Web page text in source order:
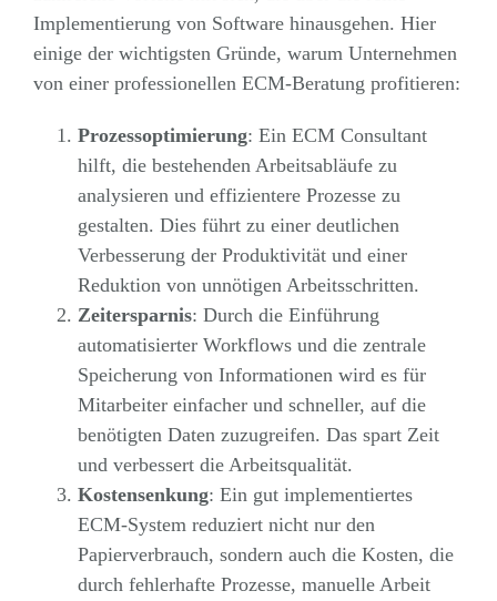
Implementierung von Software hinausgehen. Hier
einige der wichtigsten Gründe, warum Unternehmen
von einer professionellen ECM-Beratung profitieren:
Prozessoptimierung: Ein ECM Consultant
hilft, die bestehenden Arbeitsabläufe zu
analysieren und effizientere Prozesse zu
gestalten. Dies führt zu einer deutlichen
Verbesserung der Produktivität und einer
Reduktion von unnötigen Arbeitsschritten.
Zeitersparnis: Durch die Einführung
automatisierter Workflows und die zentrale
Speicherung von Informationen wird es für
Mitarbeiter einfacher und schneller, auf die
benötigten Daten zuzugreifen. Das spart Zeit
und verbessert die Arbeitsqualität.
Kostensenkung: Ein gut implementiertes
ECM-System reduziert nicht nur den
Papierverbrauch, sondern auch die Kosten, die
durch fehlerhafte Prozesse, manuelle Arbeit